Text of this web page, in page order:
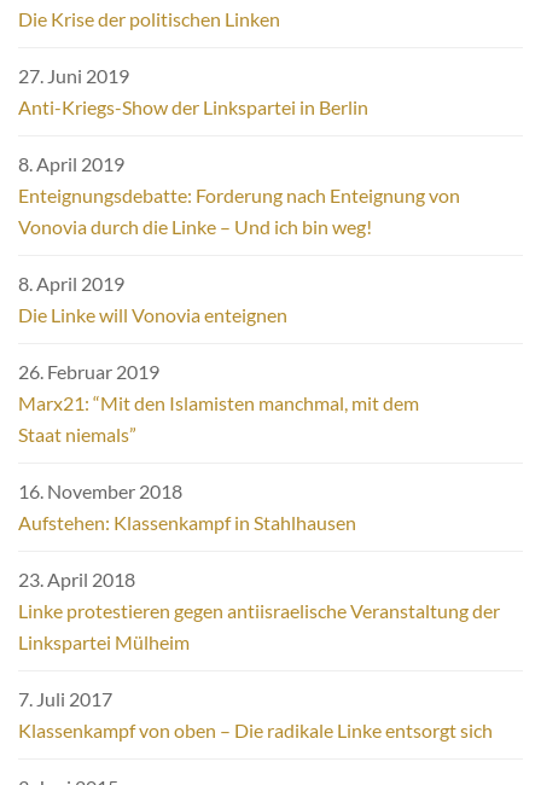
Die Krise der politischen Linken
27. Juni 2019
Anti-Kriegs-Show der Linkspartei in Berlin
8. April 2019
Enteignungsdebatte: Forderung nach Enteignung von
Vonovia durch die Linke – Und ich bin weg!
8. April 2019
Die Linke will Vonovia enteignen
26. Februar 2019
Marx21: “Mit den Islamisten manchmal, mit dem
Staat niemals”
16. November 2018
Aufstehen: Klassenkampf in Stahlhausen
23. April 2018
Linke protestieren gegen antiisraelische Veranstaltung der
Linkspartei Mülheim
7. Juli 2017
Klassenkampf von oben – Die radikale Linke entsorgt sich